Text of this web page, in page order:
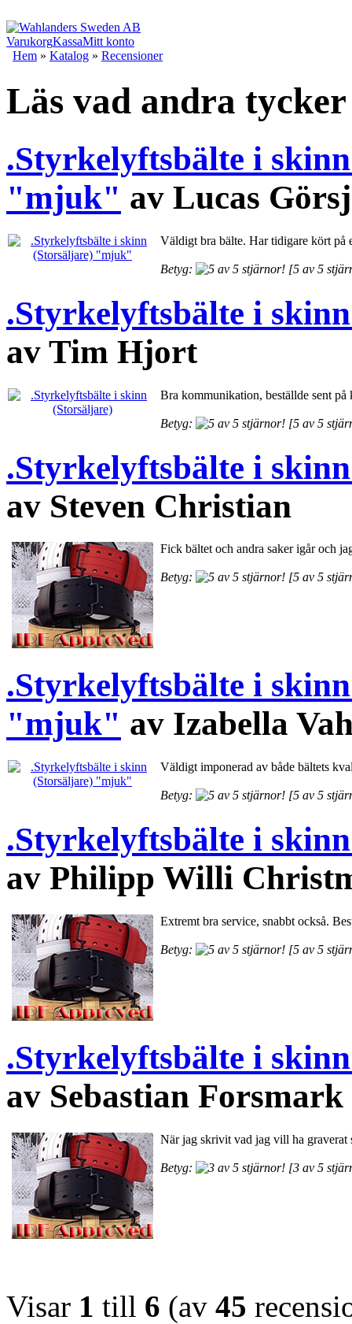
VarukorgKassaMitt konto
Hem » Katalog » Recensioner
Läs vad andra tycker
.Styrkelyftsbälte i
"mjuk" av Lucas
Väldigt bra bälte. Har tidigare kört på
Betyg: [5 av 5
.Styrkelyftsbälte i
av Tim Hjort
Bra kommunikation, beställde sent
Betyg: [5 av 5
.Styrkelyftsbälte i
av Steven Christian
Fick bältet och andra saker igår och
Betyg: [5 av 5
.Styrkelyftsbälte i
"mjuk" av Izabella
Väldigt imponerad av både bältets
Betyg: [5 av 5
.Styrkelyftsbälte i
av Philipp Willi
Extremt bra service, snabbt också.
Betyg: [5 av 5
.Styrkelyftsbälte i
av Sebastian Forsmark
När jag skrivit vad jag vill ha graverat
Betyg: [3 av 5
Visar 1 till 6 (av 45